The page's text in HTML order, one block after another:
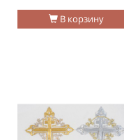
В корзину